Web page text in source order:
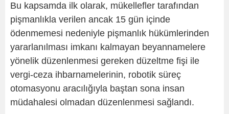
Bu kapsamda ilk olarak, mükellefler tarafından
pişmanlıkla verilen ancak 15 gün içinde
ödenmemesi nedeniyle pişmanlık hükümlerinden
yararlanılması imkanı kalmayan beyannamelere
yönelik düzenlenmesi gereken düzeltme fişi ile
vergi-ceza ihbarnamelerinin, robotik süreç
otomasyonu aracılığıyla baştan sona insan
müdahalesi olmadan düzenlenmesi sağlandı.